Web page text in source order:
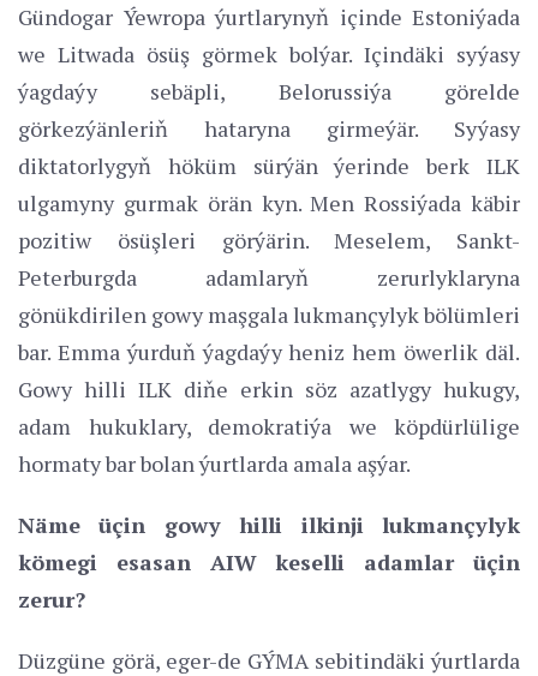
Gündogar Ýewropa ýurtlarynyň içinde Estoniýada
we Litwada ösüş görmek bolýar. Içindäki syýasy
ýagdaýy sebäpli, Belorussiýa görelde
görkezýänleriň hataryna girmeýär. Syýasy
diktatorlygyň höküm sürýän ýerinde berk ILK
ulgamyny gurmak örän kyn. Men Rossiýada käbir
pozitiw ösüşleri görýärin. Meselem, Sankt-
Peterburgda adamlaryň zerurlyklaryna
gönükdirilen gowy maşgala lukmançylyk bölümleri
bar. Emma ýurduň ýagdaýy heniz hem öwerlik däl.
Gowy hilli ILK diňe erkin söz azatlygy hukugy,
adam hukuklary, demokratiýa we köpdürlülige
hormaty bar bolan ýurtlarda amala aşýar.
Näme üçin gowy hilli ilkinji lukmançylyk
kömegi esasan AIW keselli adamlar üçin
zerur?
Düzgüne görä, eger-de GÝMA sebitindäki ýurtlarda